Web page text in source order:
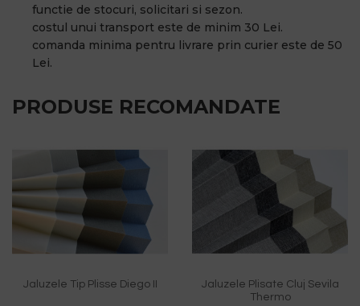
functie de stocuri, solicitari si sezon.
costul unui transport este de minim 30 Lei.
comanda minima pentru livrare prin curier este de 50
Lei.
PRODUSE RECOMANDATE
Jaluzele Tip Plisse Diego II
Jaluzele Plisate Cluj Sevila
Thermo